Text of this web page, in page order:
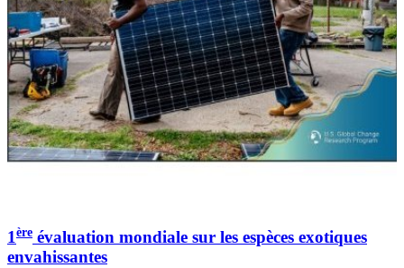
1ère évaluation mondiale sur les espèces exotiques
envahissantes